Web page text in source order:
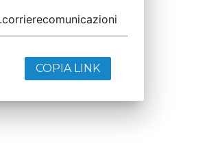
COPIA LINK